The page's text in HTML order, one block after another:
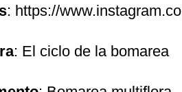
: https://
: El ciclo de la bomarea